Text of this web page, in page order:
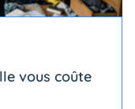
vous coûte